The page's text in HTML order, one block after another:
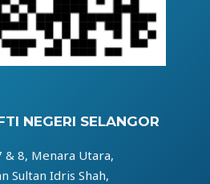
NEGERI SELANGOR
& 8, Menara Utara,
Sultan Idris Shah,